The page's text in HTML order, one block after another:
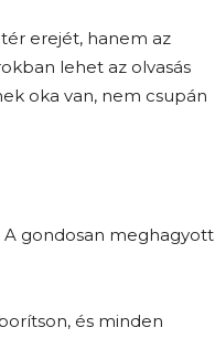
erejét, hanem az
lehet az olvasás
oka van, nem csupán
A gondosan meghagyott
és minden